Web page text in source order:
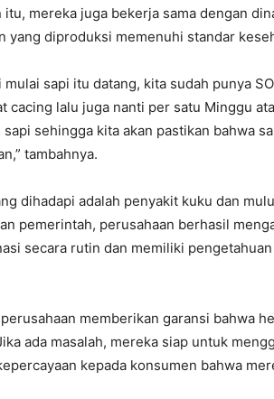
mereka juga bekerja sama dengan
yang diproduksi memenuhi standar
sapi itu datang, kita sudah punya
cacing lalu juga nanti per satu Minggu
sehingga kita akan pastikan bahwa
tambahnya.
dihadapi adalah penyakit kuku dan
pemerintah, perusahaan berhasil
secara rutin dan memiliki
memberikan garansi bahwa
ada masalah, mereka siap untuk
kepada konsumen bahwa